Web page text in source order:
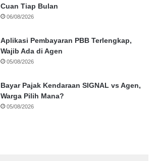
Cuan Tiap Bulan
06/08/2026
Aplikasi Pembayaran PBB Terlengkap,
Wajib Ada di Agen
05/08/2026
Bayar Pajak Kendaraan SIGNAL vs Agen,
Warga Pilih Mana?
05/08/2026